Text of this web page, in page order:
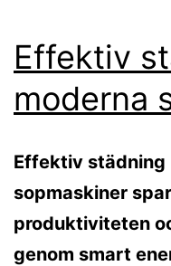
Effektiv
moderna
Effektiv städning
sopmaskiner
produktiviteten
genom smart